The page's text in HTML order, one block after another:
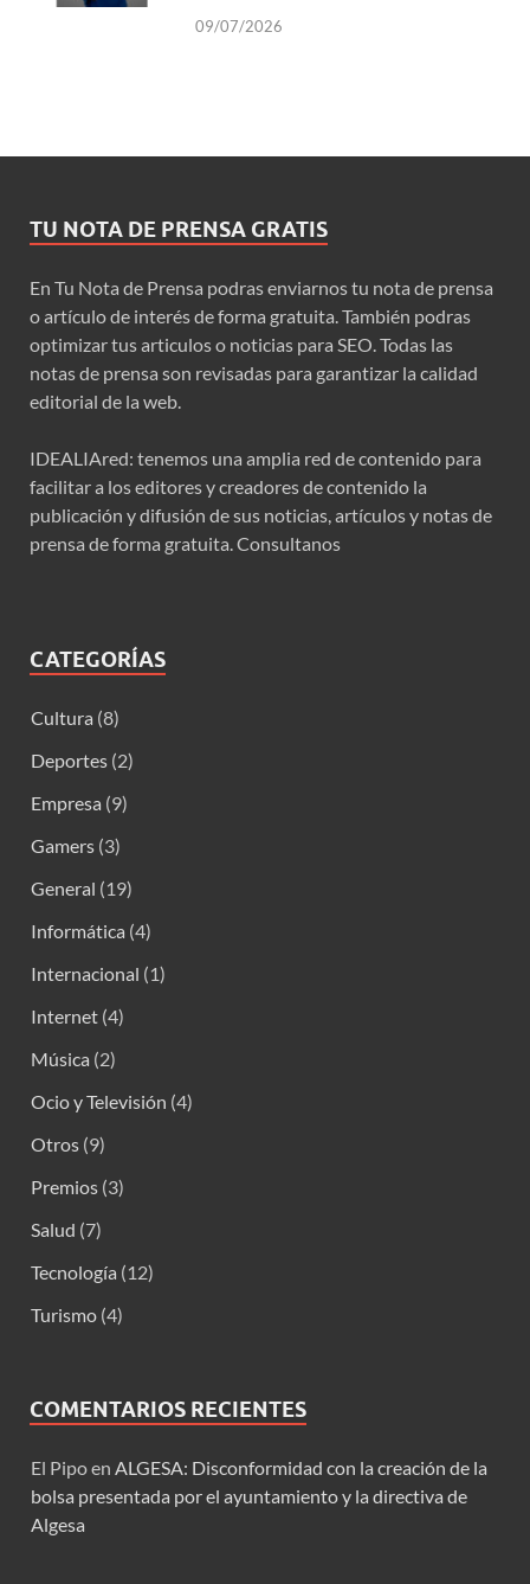
09/07/2026
TU NOTA DE PRENSA GRATIS
En Tu Nota de Prensa podras enviarnos tu nota de prensa
o artículo de interés de forma gratuita. También podras
optimizar tus articulos o noticias para SEO. Todas las
notas de prensa son revisadas para garantizar la calidad
editorial de la web.
IDEALIAred: tenemos una amplia red de contenido para
facilitar a los editores y creadores de contenido la
publicación y difusión de sus noticias, artículos y notas de
prensa de forma gratuita. Consultanos
CATEGORÍAS
Cultura (8)
Deportes (2)
Empresa (9)
Gamers (3)
General (19)
Informática (4)
Internacional (1)
Internet (4)
Música (2)
Ocio y Televisión (4)
Otros (9)
Premios (3)
Salud (7)
Tecnología (12)
Turismo (4)
COMENTARIOS RECIENTES
El Pipoen ALGESA: Disconformidad con la creación de la
bolsa presentada por el ayuntamiento y la directiva de
Algesa